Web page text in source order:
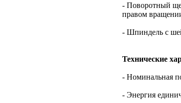
- Поворотный
правом
- Шпиндель с
Технические
- Номинальная
- Энергия